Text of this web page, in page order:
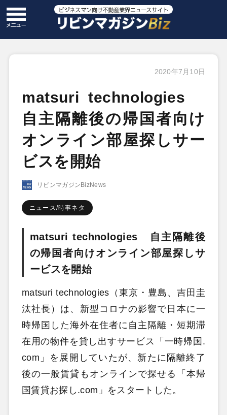
2020年7月10日
matsuri technologies
自主隔離後の帰国者向け
オンライン部屋探しサー
ビスを開始
リビンマガジンBizNews
ニュース/時事ネタ
matsuri technologies 自主隔離後
の帰国者向けオンライン部屋探しサ
ービスを開始
matsuri technologies（東京・豊島、吉田圭
汰社長）は、新型コロナの影響で日本に一
時帰国した海外在住者に自主隔離・短期滞
在用の物件を貸し出すサービス「一時帰国.
com」を展開していたが、新たに隔離終了
後の一般賃貸もオンラインで探せる「本帰
国賃貸お探し.com」をスタートした。